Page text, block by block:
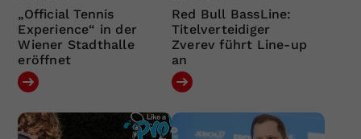
„Official Tennis
Experience“ in der
Wiener Stadthalle
eröffnet
Red Bull BassLine:
Titelverteidiger
Zverev führt Line-up
an